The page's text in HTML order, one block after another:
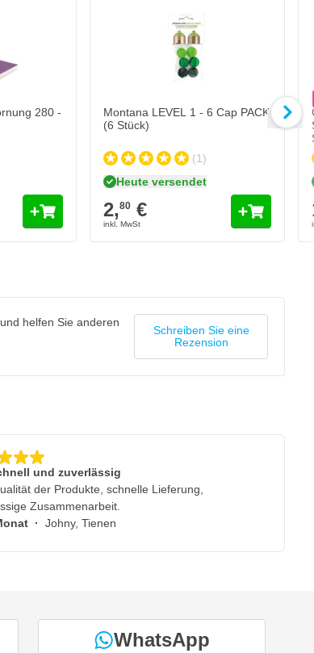
280 -
Montana LEVEL 1 - 6 Cap PACK
(6 Stück)
(1)
Heute versendet
2,80 €
helfen Sie anderen
Schreiben Sie eine
Rezension
und zuverlässig
der Produkte, schnelle Lieferung,
Zusammenarbeit.
· Johny, Tienen
WhatsApp